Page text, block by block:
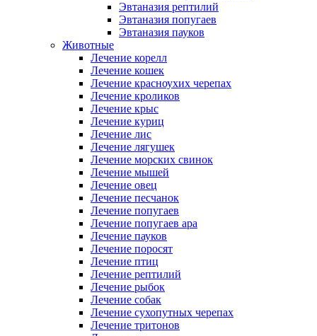
Эвтаназия рептилий
Эвтаназия попугаев
Эвтаназия пауков
Животные
Лечение корелл
Лечение кошек
Лечение красноухих черепах
Лечение кроликов
Лечение крыс
Лечение куриц
Лечение лис
Лечение лягушек
Лечение морских свинок
Лечение мышей
Лечение овец
Лечение песчанок
Лечение попугаев
Лечение попугаев ара
Лечение пауков
Лечение поросят
Лечение птиц
Лечение рептилий
Лечение рыбок
Лечение собак
Лечение сухопутных черепах
Лечение тритонов